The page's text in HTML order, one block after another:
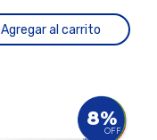
Agregar al carrito
8%
OFF